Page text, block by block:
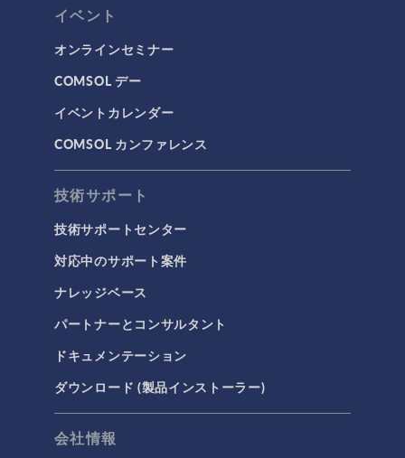
プラズマ物理
低周波電磁気学
光線光学
半導体デバイス
波動光学
荷電粒子追跡
タグ
3Dプリンティング
AC/DC モジュール
AC/DCモジュール
CAD インポートモジュール
CFDモジュール
イベント
オンラインセミナー
COMSOL デー
イベントカレンダー
COMSOL カンファレンス
技術サポート
技術サポートセンター
対応中のサポート案件
ナレッジベース
パートナーとコンサルタント
ドキュメンテーション
ダウンロード (製品インストーラー)
会社情報